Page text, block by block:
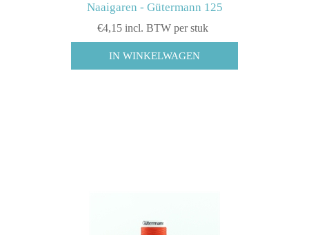
Naaigaren - Gütermann 125
€4,15 incl. BTW per stuk